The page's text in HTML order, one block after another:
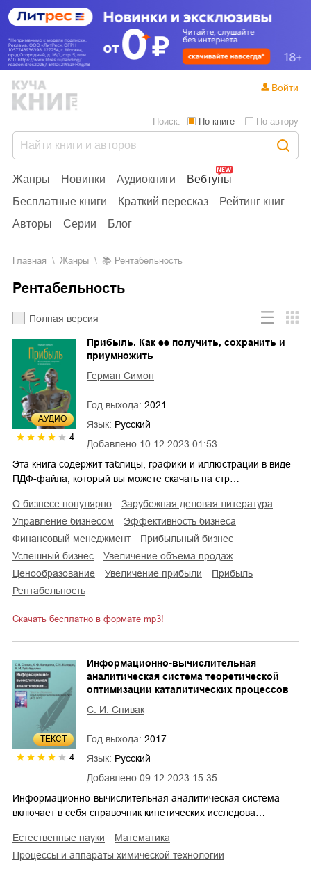
Жанры Новинки Аудиокниги
Вебтуны
Бесплатные книги
Краткий пересказ
Рейтинг книг
Авторы
Серии Блог
Поиск: По книге По автору
Войти
Главная Жанры Рентабельность
Рентабельность
Полная версия
AУДИО
4
Добавлено 10.12.2023 01:53
Прибыль. Как ее получить, сохранить и
приумножить
Герман Симон
Год выхода: 2021
Язык: Русский
Эта книга содержит таблицы, графики и иллюстрации в виде
ПДФ-файла, который вы можете скачать на стр…
о бизнесе популярно
зарубежная деловая литература
управление бизнесом
эффективность бизнеса
финансовый менеджмент
прибыльный бизнес
успешный бизнес
увеличение объема продаж
ценообразование
увеличение прибыли
прибыль
рентабельность
Скачать бесплатно в формате mp3!
ТЕКСТ
4
Добавлено 09.12.2023 15:35
Информационно-вычислительная
аналитическая система теоретической
оптимизации каталитических процессов
С. И. Спивак
Год выхода: 2017
Язык: Русский
Информационно-вычислительная аналитическая система
включает в себя справочник кинетических исследова…
естественные науки
математика
процессы и аппараты химической технологии